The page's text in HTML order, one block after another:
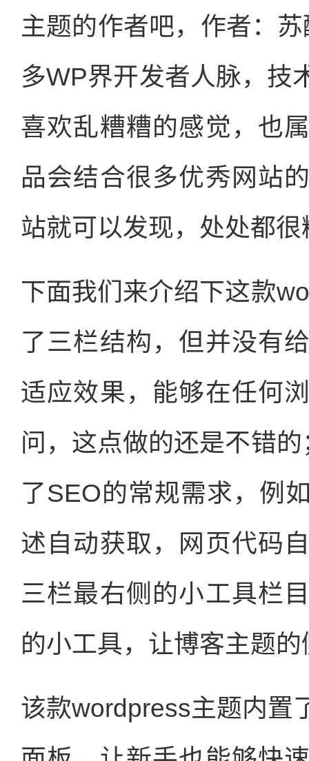
主题的作者吧，作者：
多WP界开发者人脉，技
喜欢乱糟糟的感觉，也
品会结合很多优秀网站
站就可以发现，处处都很
下面我们来介绍下这款
了三栏结构，但并没有
适应效果，能够在任何
问，这点做的还是不错
了SEO的常规需求，例
述自动获取，网页代码
三栏最右侧的小工具栏
的小工具，让博客主题
该款wordpress主题内置